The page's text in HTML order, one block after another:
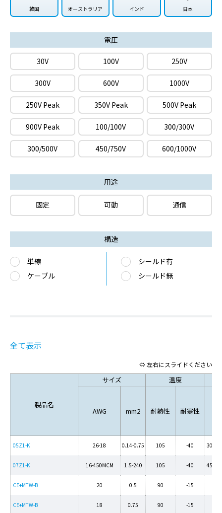
韓国 オーストラリア インド 日本
電圧
30V 100V 250V
300V 600V 1000V
250V Peak 350V Peak 500V Peak
900V Peak 100/100V 300/300V
300/500V 450/750V 600/1000V
用途
固定 可動 通信
構造
単線
ケーブル
シールド有
シールド無
全て表示
⇔ 左右にスライドください
製品名
サイズ 温度
AWG mm2 耐熱性 耐寒性
05Z1-K 26-18 0.14-0.75 105 -40 300/
07Z1-K 16-450MCM 1.5-240 105 -40 450/
CE+MTW-B 20 0.5 90 -15
CE+MTW-B 18 0.75 90 -15